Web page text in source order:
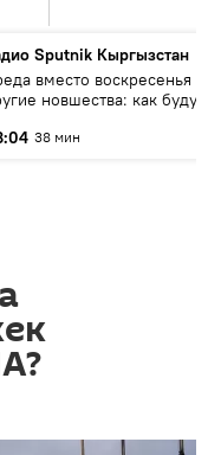
Sputnik Кыргызстан
вместо воскресенья и
новшества: как будут
38 мин